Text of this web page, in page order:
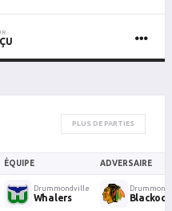
PLUS DE PARTIES
ÉQUIPE ADVERSAIRE
Drummondville
Whalers